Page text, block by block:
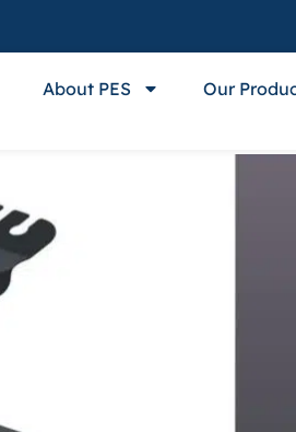
About PES Our